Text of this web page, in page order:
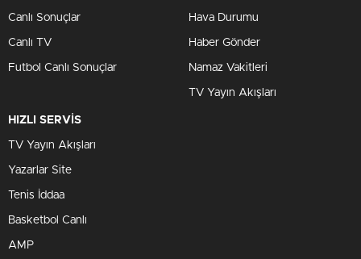
Canlı Sonuçlar
Canlı TV
Futbol Canlı Sonuçlar
Hava Durumu
Haber Gönder
Namaz Vakitleri
TV Yayın Akışları
HIZLI SERVİS
TV Yayın Akışları
Yazarlar Site
Tenis İddaa
Basketbol Canlı
AMP